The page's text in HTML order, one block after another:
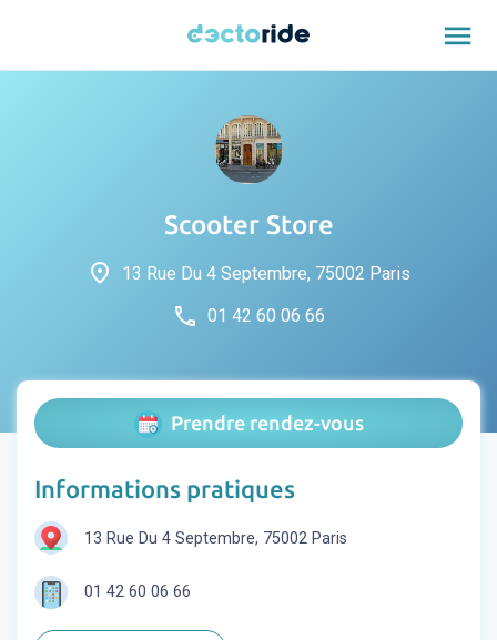
menu
Scooter Store
place 13 Rue Du 4 Septembre, 75002 Paris
phone 01 42 60 06 66
Prendre rendez-vous
Informations pratiques
13 Rue Du 4 Septembre, 75002 Paris
01 42 60 06 66